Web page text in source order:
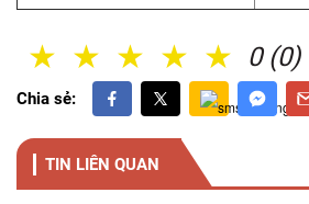
0 (0)
5 Sao
4 Sao
3 Sao
2 Sao
1 Sao
Chia sẻ:
TIN LIÊN QUAN